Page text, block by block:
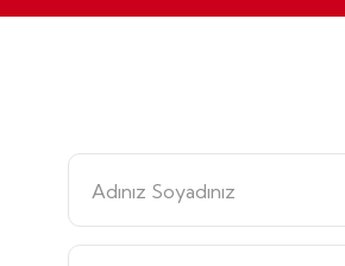
Adınız Soyadınız